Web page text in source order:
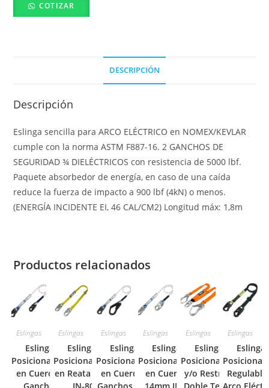
COTIZAR
DESCRIPCIÓN
Descripción
Eslinga sencilla para ARCO ELÉCTRICO en NOMEX/KEVLAR
cumple con la norma ASTM F887-16. 2 GANCHOS DE
SEGURIDAD ¾ DIELÉCTRICOS con resistencia de 5000 lbf.
Paquete absorbedor de energía, en caso de una caída
reduce la fuerza de impacto a 900 lbf (4kN) o menos.
(ENERGÍA INCIDENTE EI, 46 CAL/CM2) Longitud máx: 1,8m
Productos relacionados
Eslingas
Eslinga de
Posicionamiento
en Cuerda con
Eslingas
Eslinga de
Posicionamiento
en Reata INSAFE
Eslingas
Eslinga de
Posicionamiento
en Cuerda con
Eslingas
Eslinga de
Posicionamiento
en Cuerda de
Eslingas
Eslinga de
Posicionamiento
y/o Restricción
Eslingas
Eslinga